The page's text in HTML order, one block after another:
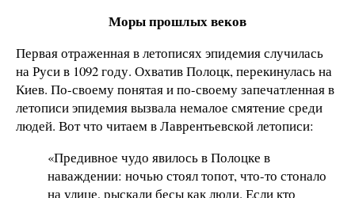
Моры прошлых веков
Первая отраженная в летописях эпидемия случилась
на Руси в 1092 году. Охватив Полоцк, перекинулась на
Киев. По-своему понятая и по-своему запечатленная в
летописи эпидемия вызвала немалое смятение среди
людей. Вот что читаем в Лаврентьевской летописи:
«Предивное чудо явилось в Полоцке в
наваждении: ночью стоял топот, что-то стонало
на улице, рыскали бесы как люди. Если кто